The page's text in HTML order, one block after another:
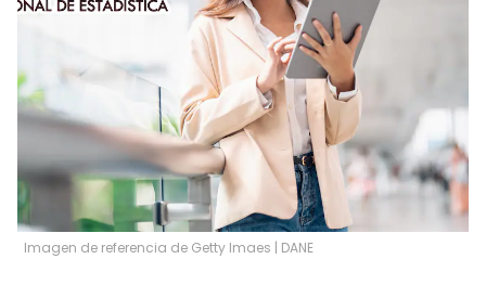
Imagen de referencia de Getty Imaes | DANE